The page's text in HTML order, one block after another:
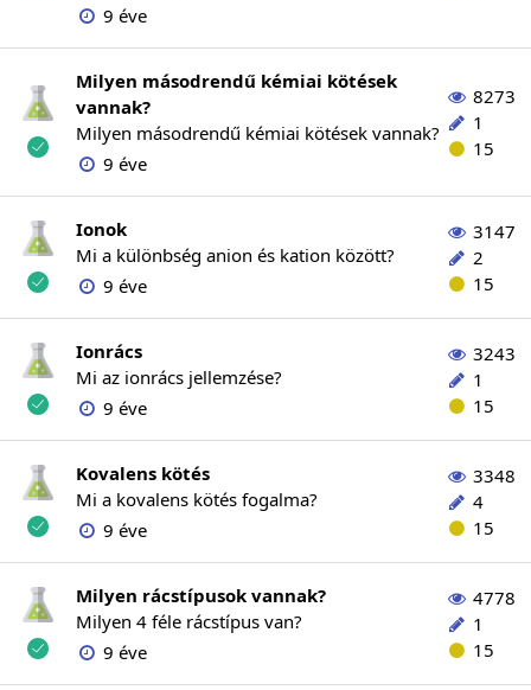
9 éve
Milyen másodrendű kémiai kötések
vannak?
Milyen másodrendű kémiai kötések vannak?
9 éve
8273
1
15
Ionok
Mi a különbség anion és kation között?
9 éve
3147
2
15
Ionrács
Mi az ionrács jellemzése?
9 éve
3243
1
15
Kovalens kötés
Mi a kovalens kötés fogalma?
9 éve
3348
4
15
Milyen rácstípusok vannak?
Milyen 4 féle rácstípus van?
9 éve
4778
1
15